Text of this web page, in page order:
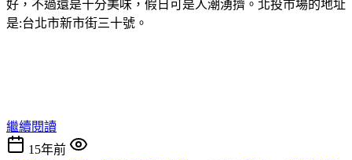
好，不過還是十分美味，假日可是人潮湧擠。北投市場的地址
是:台北市新市街三十號。
繼續閱讀
15年前